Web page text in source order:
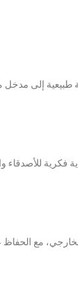
طبيعية إلى
فكرية للأصدقاء
مع